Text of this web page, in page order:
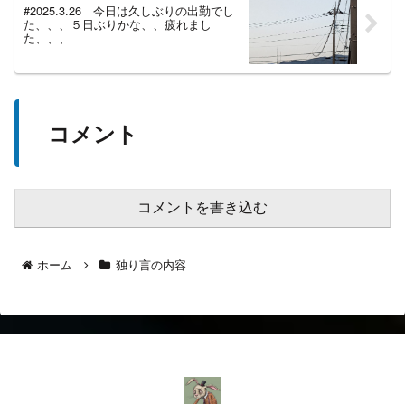
#2025.3.26 今日は久しぶりの出勤でし
た、、、５日ぶりかな、、疲れまし
た、、、
コメント
コメントを書き込む
ホーム 独り言の内容